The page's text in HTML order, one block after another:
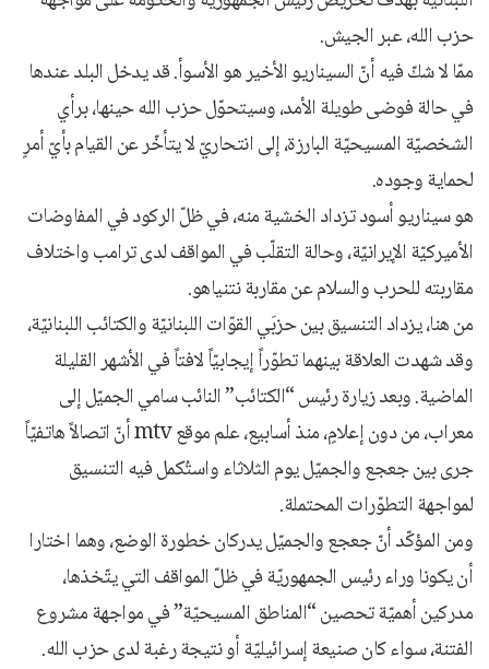
حزب الله، عبر الجيش.
ممّا لا شكّ فيه أنّ السيناريو الأخير هو الأسوأ. قد يدخل البلد عندها
في حالة فوضى طويلة الأمد، وسيتحوّل حزب الله حينها، برأي
الشخصيّة المسيحيّة البارزة، إلى انتحاريّ لا يتأخّر عن القيام بأيّ أمرٍ
لحماية وجوده.
هو سيناريو أسود تزداد الخشية منه، في ظلّ الركود في المفاوضات
الأميركيّة الإيرانيّة، وحالة التقلّب في المواقف لدى ترامب واختلاف
مقاربته للحرب والسلام عن مقاربة نتنياهو.
من هنا، يزداد التنسيق بين حزبَي القوّات اللبنانيّة والكتائب اللبنانيّة،
وقد شهدت العلاقة بينهما تطوّراً إيجابيّاً لافتاً في الأشهر القليلة
الماضية. وبعد زيارة رئيس “الكتائب” النائب سامي الجميّل إلى
معراب، من دون إعلامٍ، منذ أسابيع، علم موقع mtv أنّ اتصالاً هاتفيّاً
جرى بين جعجع والجميّل يوم الثلاثاء واستُكمل فيه التنسيق
لمواجهة التطوّرات المحتملة.
ومن المؤكّد أنّ جعجع والجميّل يدركان خطورة الوضع، وهما اختارا
أن يكونا وراء رئيس الجمهوريّة في ظلّ المواقف التي يتّخذها،
مدركين أهميّة تحصين “المناطق المسيحيّة” في مواجهة مشروع
الفتنة، سواء كان صنيعة إسرائيليّة أو نتيجة رغبة لدى حزب الله.